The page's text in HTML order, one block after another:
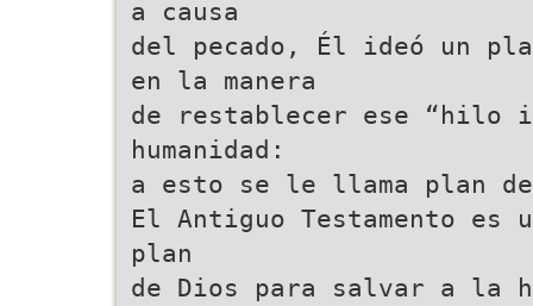
a causa
del pecado, Él ideó un
en la manera
de restablecer ese “hilo
humanidad:
a esto se le llama plan
El Antiguo Testamento es
plan
de Dios para salvar a la